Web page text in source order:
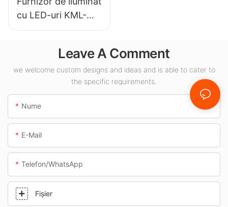
cu LED-uri KML-
CLA de 100W
destinat spațiilor
interioare, cum ar fi
benzinăriile și
pasajele subterane.
Leave A Comment
we welcome custom designs and ideas and is able to cater to
the specific requirements.
Nume
E-Mail
Telefon/WhatsApp
Fişier